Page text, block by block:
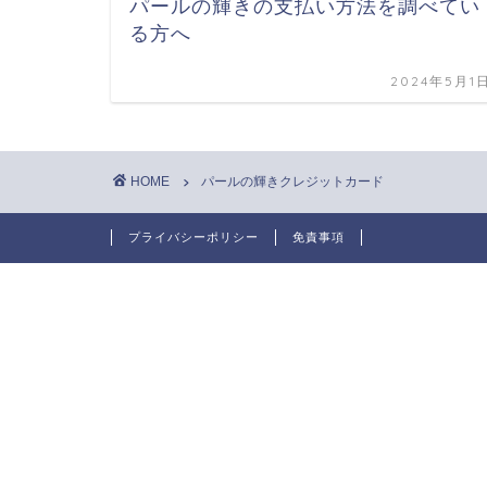
パールの輝きの支払い方法を調べてい
る方へ
2024年5月1
HOME パールの輝きクレジットカード
プライバシーポリシー 免責事項